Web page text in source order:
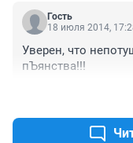
Гость
18 июля 2014,
Уверен, что
пЪянства!!!